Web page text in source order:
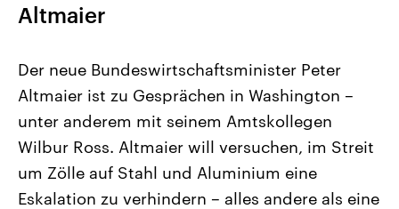
Landtagswahl Sachsen-Anhalt
2026
Alle Informationen
Sachsen-Anhalt wählt am 6.
September 2026 einen neuen
Landtag. Seit 2021 wird das
Bundesland von einer Koalition aus
Aktuelle Beiträge,
Hintergründe
Wirtschaftlich und
gehören die Vereinigten
den mächtigsten Ländern
mit großem Einfluss auf
Altmaier
Der neue Bundeswirtschaftsminister Peter
Altmaier ist zu Gesprächen in Washington –
unter anderem mit seinem Amtskollegen
Wilbur Ross. Altmaier will versuchen, im Streit
um Zölle auf Stahl und Aluminium eine
Eskalation zu verhindern – alles andere als eine